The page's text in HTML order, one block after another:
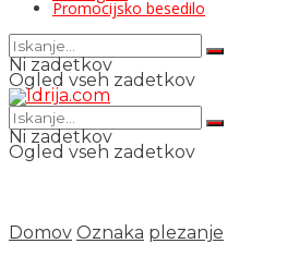
Promocijsko besedilo
Ni zadetkov
Ogled vseh zadetkov
Ni zadetkov
Ogled vseh zadetkov
Domov Oznaka plezanje